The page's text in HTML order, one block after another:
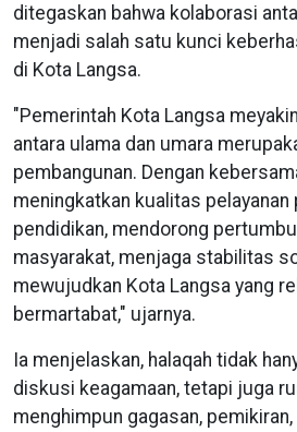
ditegaskan bahwa kolaborasi
menjadi salah satu kunci
di Kota Langsa.
"Pemerintah Kota Langsa
antara ulama dan umara
pembangunan. Dengan
meningkatkan kualitas
pendidikan, mendorong
masyarakat, menjaga stabilitas
mewujudkan Kota Langsa yang
bermartabat," ujarnya.
Ia menjelaskan, halaqah tidak
diskusi keagamaan, tetapi juga
menghimpun gagasan,